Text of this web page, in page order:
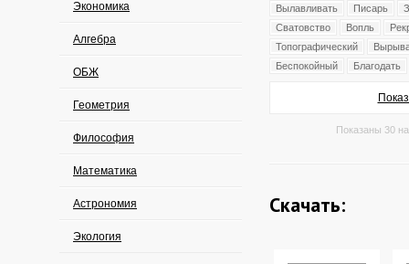
Экономика
Алгебра
ОБЖ
Геометрия
Философия
Математика
Астрономия
Экология
Вылавливать
Писарь
Сватовство
Вопль
Топографический
Беспокойный
Благодать
Показаны 30
Скачать: